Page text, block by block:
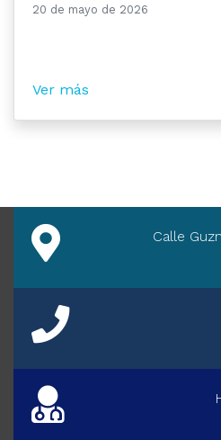
20 de mayo de 2026
Ver más
Calle